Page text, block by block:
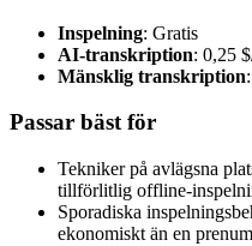
Inspelning: Gratis
AI-transkription: 0,25
Mänsklig transkription
Passar bäst för
Tekniker på avlägsna
tillförlitlig offline-
Sporadiska
ekonomiskt än en